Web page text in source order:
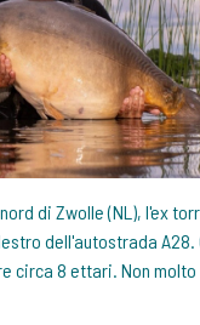
di Zwolle (NL), l'ex
dell'autostrada A28.
circa 8 ettari. Non